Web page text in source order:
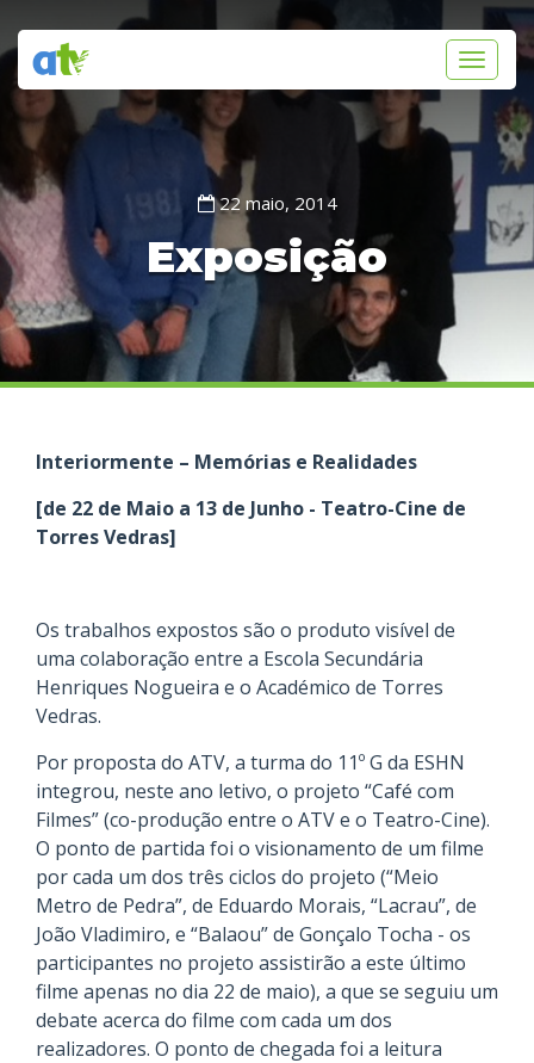
Toggle
22 maio, 2014
Exposição
Interiormente – Memórias e Realidades
[de 22 de Maio a 13 de Junho - Teatro-Cine de
Torres Vedras]
Os trabalhos expostos são o produto visível de
uma colaboração entre a Escola Secundária
Henriques Nogueira e o Académico de Torres
Vedras.
Por proposta do ATV, a turma do 11º G da ESHN
integrou, neste ano letivo, o projeto “Café com
Filmes” (co-produção entre o ATV e o Teatro-Cine).
O ponto de partida foi o visionamento de um filme
por cada um dos três ciclos do projeto (“Meio
Metro de Pedra”, de Eduardo Morais, “Lacrau”, de
João Vladimiro, e “Balaou” de Gonçalo Tocha - os
participantes no projeto assistirão a este último
filme apenas no dia 22 de maio), a que se seguiu um
debate acerca do filme com cada um dos
realizadores. O ponto de chegada foi a leitura